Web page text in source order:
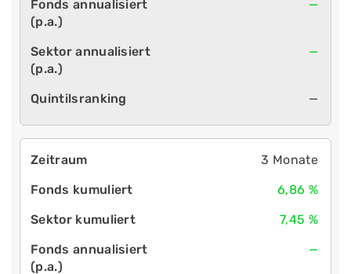
—
—
—
3 Monate
6,86 %
7,45 %
—